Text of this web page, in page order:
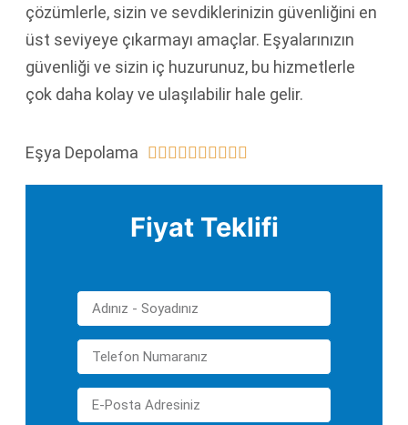
çözümlerle, sizin ve sevdiklerinizin güvenliğini en
üst seviyeye çıkarmayı amaçlar. Eşyalarınızın
güvenliği ve sizin iç huzurunuz, bu hizmetlerle
çok daha kolay ve ulaşılabilir hale gelir.
Eşya Depolama          
Fiyat Teklifi